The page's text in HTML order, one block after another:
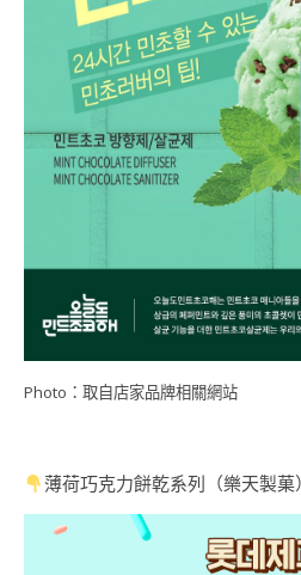
Photo：取自店家品牌相關網站
薄荷巧克力餅乾系列（樂天製菓）